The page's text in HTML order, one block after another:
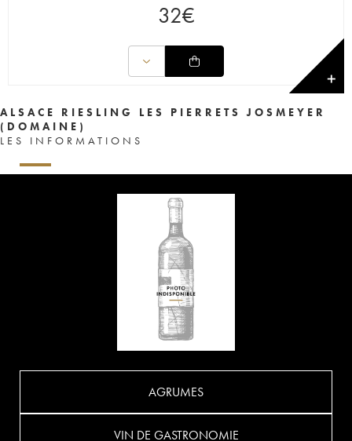
32€
✕
ALSACE RIESLING LES PIERRETS JOSMEYER
(DOMAINE)
LES INFORMATIONS
AGRUMES
VIN DE GASTRONOMIE